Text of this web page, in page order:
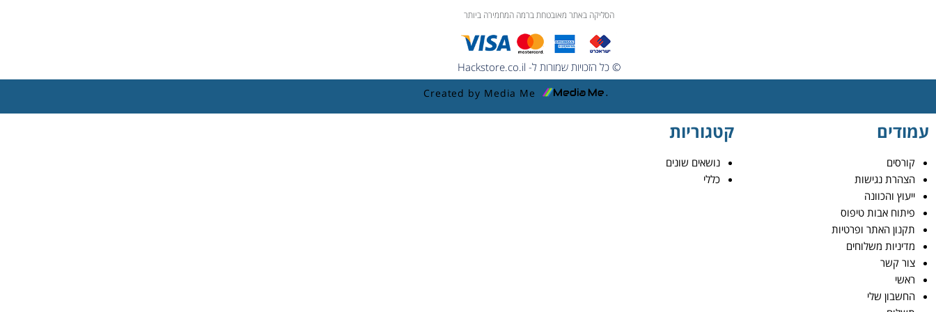
הסליקה באתר מאובטחת ברמה המחמירה ביותר
© כל הזכויות שמורות ל- Hackstore.co.il
Created by Media Me
עמודים
קורסים
הצהרת נגישות
ייעוץ והכוונה
פיתוח אבות טיפוס
תקנון האתר ופרטיות
מדיניות משלוחים
צור קשר
ראשי
החשבון שלי
קטגוריות
נושאים שונים
כללי